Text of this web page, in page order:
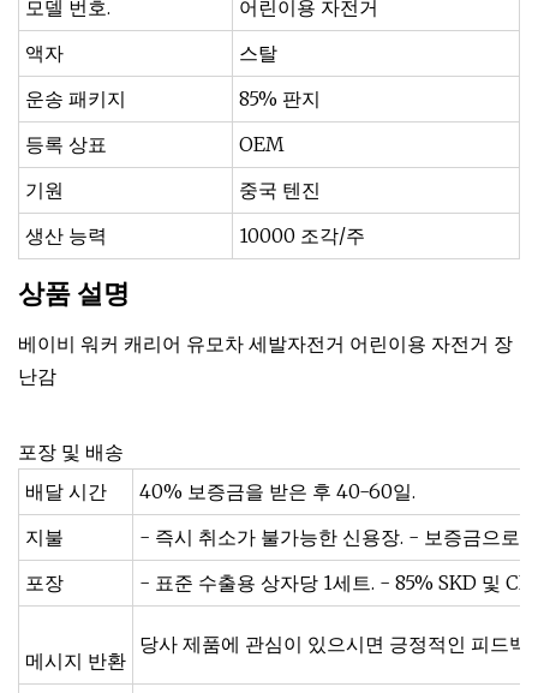
모델 번호.
어린이용 자전거
액자
스탈
운송 패키지
85% 판지
등록 상표
OEM
기원
중국 텐진
생산 능력
10000 조각/주
상품 설명
베이비 워커 캐리어 유모차 세발자전거 어린이용 자전거 장
난감
포장 및 배송
배달 시간
40% 보증금을 받은 후 40-60일.
지불
- 즉시 취소가 불가능한 신용장. - 보증금으로
포장
- 표준 수출용 상자당 1세트. - 85% SKD 및
메시지 반환
당사 제품에 관심이 있으시면 긍정적인 피드